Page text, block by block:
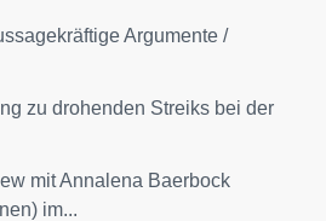
Argumente /
zu drohenden Streiks bei der
mit Annalena Baerbock
im...